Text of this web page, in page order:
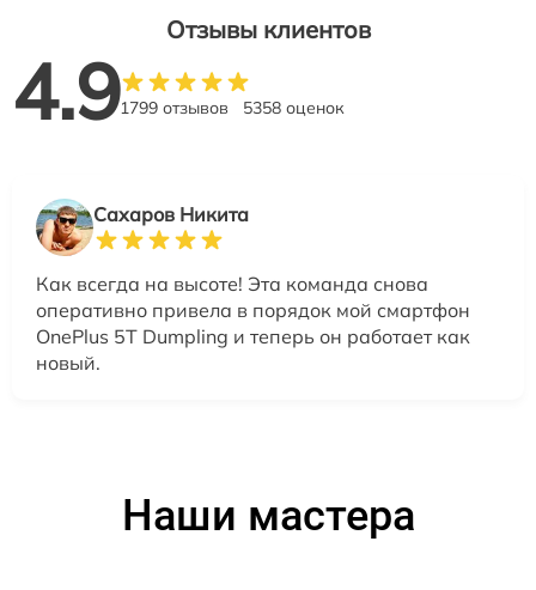
Отзывы клиентов
4.91799 отзывов 5358 оценок
Сахаров Никита
Как всегда на высоте! Эта команда снова
оперативно привела в порядок мой смартфон
OnePlus 5T Dumpling и теперь он работает как
новый.
Наши мастера